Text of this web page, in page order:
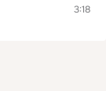
3:18